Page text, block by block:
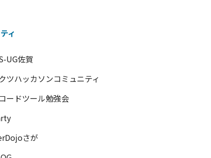
ィ
UG佐賀
ツハッカソンコミュニティ
ードツール勉強会
さが